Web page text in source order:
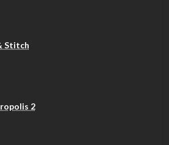
Stitch
2